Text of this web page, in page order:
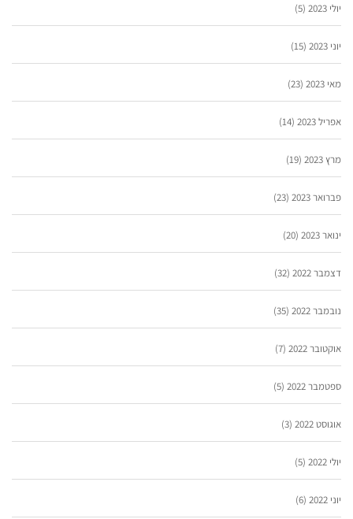
יולי 2023 (5)
יוני 2023 (15)
מאי 2023 (23)
אפריל 2023 (14)
מרץ 2023 (19)
פברואר 2023 (23)
ינואר 2023 (20)
דצמבר 2022 (32)
נובמבר 2022 (35)
אוקטובר 2022 (7)
ספטמבר 2022 (5)
אוגוסט 2022 (3)
יולי 2022 (5)
יוני 2022 (6)